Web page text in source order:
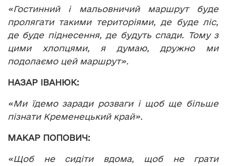
«Гостинний і мальовничий маршрут буде
пролягати такими територіями, де буде ліс,
де буде піднесення, де будуть спади. Тому з
цими хлопцями, я думаю, дружно ми
подолаємо цей маршрут».
НАЗАР ІВАНЮК:
«Ми їдемо заради розваги і щоб ще більше
пізнати Кременецький край».
МАКАР ПОПОВИЧ:
«Щоб не сидіти вдома, щоб не грати